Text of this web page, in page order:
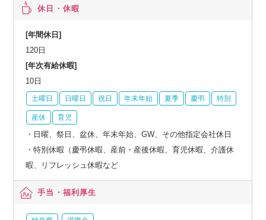
休日・休暇
[年間休日]
120日
[年次有給休暇]
10日
土曜日 日曜日 祝日 年末年始 夏季 慶弔 特別
産休 育児
・日曜、祭日、盆休、年末年始、GW、その他指定会社休日
・特別休暇（慶弔休暇、産前・産後休暇、育児休暇、介護休
暇、リフレッシュ休暇など
手当・福利厚生